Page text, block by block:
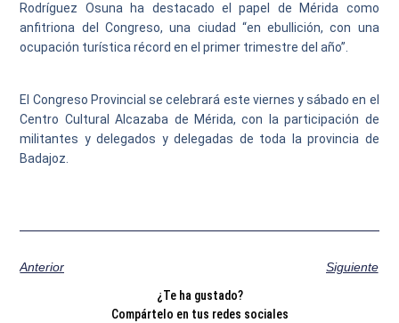
Rodríguez Osuna ha destacado el papel de Mérida como
anfitriona del Congreso, una ciudad “en ebullición, con una
ocupación turística récord en el primer trimestre del año”.
El Congreso Provincial se celebrará este viernes y sábado en el
Centro Cultural Alcazaba de Mérida, con la participación de
militantes y delegados y delegadas de toda la provincia de
Badajoz.
Anterior Siguiente
¿Te ha gustado?
Compártelo en tus redes sociales